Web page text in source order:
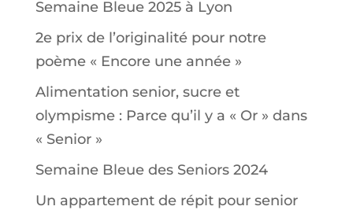
Semaine Bleue 2025 à Lyon
2e prix de l’originalité pour notre
poème « Encore une année »
Alimentation senior, sucre et
olympisme : Parce qu’il y a « Or » dans
« Senior »
Semaine Bleue des Seniors 2024
Un appartement de répit pour senior